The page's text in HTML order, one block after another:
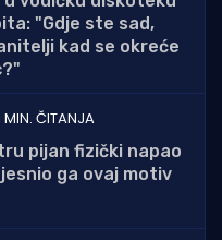
"Gdje ste sad,
kad se okreće
MIN. ČITANJA
pijan fizički napao
ga ovaj motiv